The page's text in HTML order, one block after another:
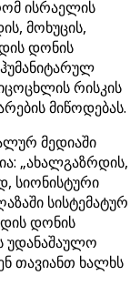
ისრაელის
მოხუცის,
დონის
რისკის
მიწოდებას.
მედიაში
„ახალგაზრდის,
სიონისტური
სისტემატურ
დონის
უდანაშაულო
თავიანთ ხალხს